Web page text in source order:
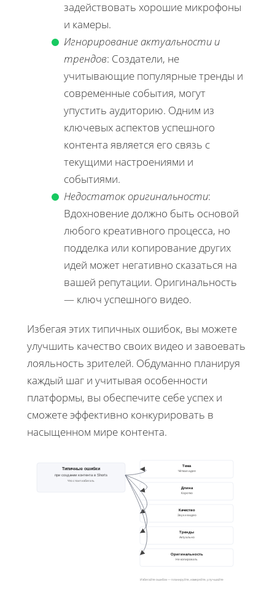
задействовать хорошие микрофоны
и камеры.
Игнорирование актуальности и
трендов: Создатели, не
учитывающие популярные тренды и
современные события, могут
упустить аудиторию. Одним из
ключевых аспектов успешного
контента является его связь с
текущими настроениями и
событиями.
Недостаток оригинальности:
Вдохновение должно быть основой
любого креативного процесса, но
подделка или копирование других
идей может негативно сказаться на
вашей репутации. Оригинальность
— ключ успешного видео.
Избегая этих типичных ошибок, вы можете
улучшить качество своих видео и завоевать
лояльность зрителей. Обдуманно планируя
каждый шаг и учитывая особенности
платформы, вы обеспечите себе успех и
сможете эффективно конкурировать в
насыщенном мире контента.
Типичные ошибки
при создании контента в Shorts
Что стоит избегать
Тема
Чёткая идея
Длина
Коротко
Качество
Звук и видео
Тренды
Актуально
Оригинальность
Не копировать
Избегайте ошибок — планируйте, измеряйте, улучшайте